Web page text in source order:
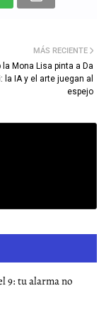
MÁS RECIENTE
la Mona Lisa pinta a Da
la IA y el arte juegan al
espejo
9: tu alarma no